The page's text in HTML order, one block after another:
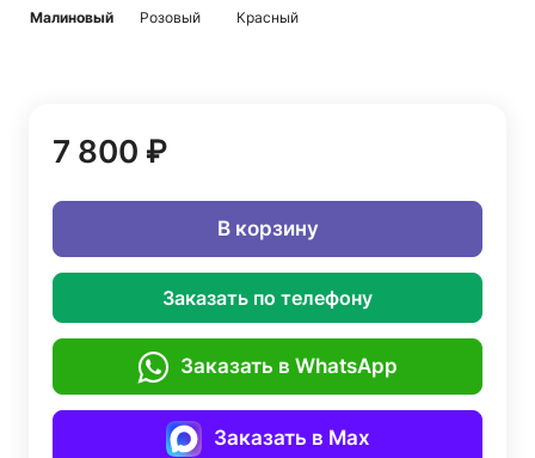
Малиновый Розовый Красный
7 800 ₽
В корзину
Заказать по телефону
Заказать в WhatsApp
Заказать в Max